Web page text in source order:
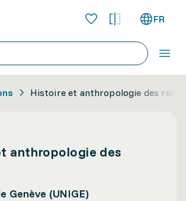
FR
Histoire et anthropologie des
anthropologie des
Genève (UNIGE)